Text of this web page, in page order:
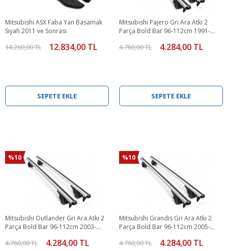
Mitsubishi ASX Faba Yan Basamak
Siyah 2011 ve Sonrası
14.260,00 TL 12.834,00 TL
SEPETE EKLE
Mitsubishi Pajero Gri Ara Atkı 2
Parça Bold Bar 96-112cm 1991-
4.760,00 TL 4.284,00 TL
SEPETE EKLE
%10
Mitsubishi Outlander Gri Ara Atkı 2
Parça Bold Bar 96-112cm 2003-
4.760,00 TL 4.284,00 TL
%10
Mitsubishi Grandis Gri Ara Atkı 2
Parça Bold Bar 96-112cm 2005-
4.760,00 TL 4.284,00 TL